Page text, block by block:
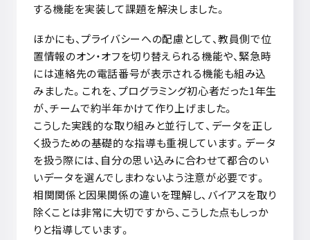
する機能を実装して課題を解決しました。
ほかにも、プライバシーへの配慮として、教員側で位
置情報のオン・オフを切り替えられる機能や、緊急時
には連絡先の電話番号が表示される機能も組み込
みました。これを、プログラミング初心者だった1年生
が、チームで約半年かけて作り上げました。
こうした実践的な取り組みと並行して、データを正し
く扱うための基礎的な指導も重視しています。データ
を扱う際には、自分の思い込みに合わせて都合のい
いデータを選んでしまわないよう注意が必要です。
相関関係と因果関係の違いを理解し、バイアスを取り
除くことは非常に大切ですから、こうした点もしっか
りと指導しています。